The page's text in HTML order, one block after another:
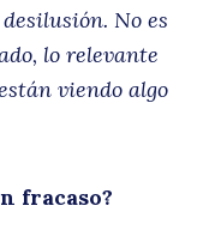
No es
lo relevante
viendo algo
fracaso?